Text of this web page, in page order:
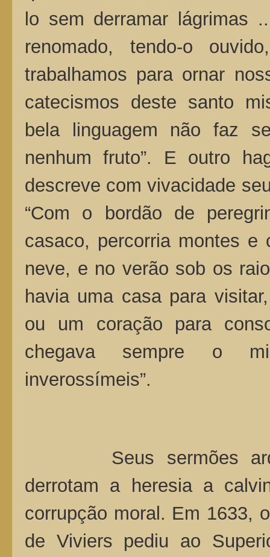
lo sem derramar lágrimas
renomado, tendo-o
trabalhamos para ornar
catecismos deste santo
bela linguagem não faz
nenhum fruto”. E outro
descreve com vivacidade
“Com o bordão de
casaco, percorria montes e
neve, e no verão sob os
havia uma casa para
ou um coração para
chegava sempre o
inverossímeis”.
Seus sermões
derrotam a heresia a
corrupção moral. Em 1633,
de Viviers pediu ao